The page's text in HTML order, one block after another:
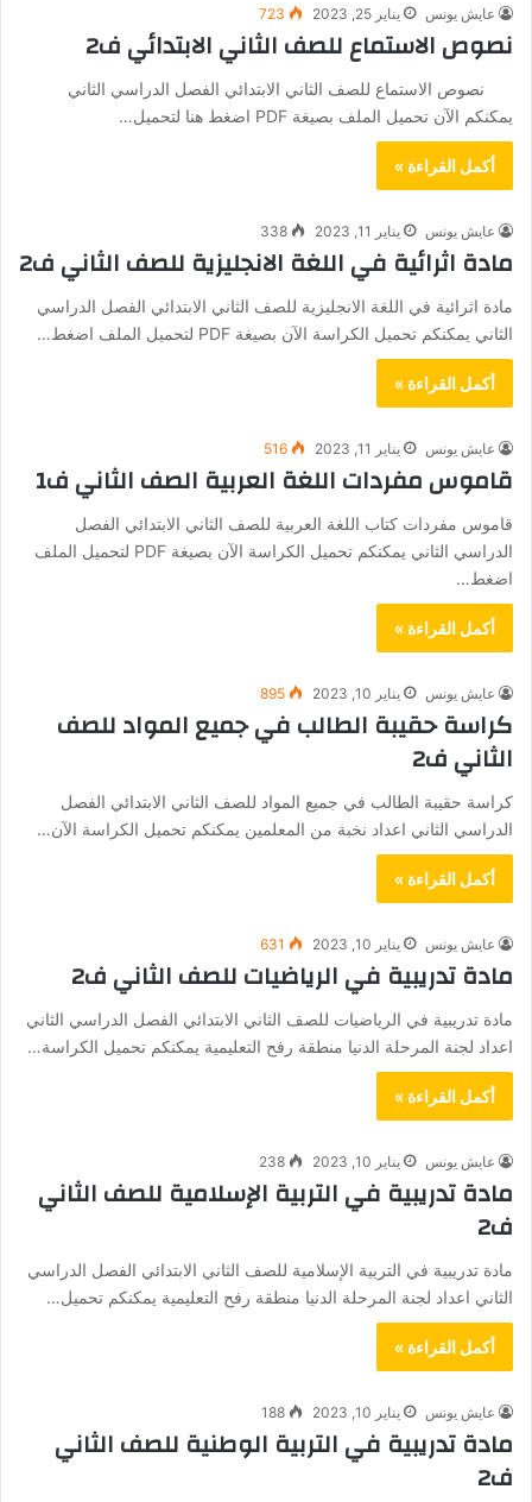
عايش يونس يناير 25, 2023 723
نصوص الاستماع للصف الثاني الابتدائي ف2
نصوص الاستماع للصف الثاني الابتدائي الفصل الدراسي الثاني
يمكنكم الآن تحميل الملف بصيغة PDF اضغط هنا لتحميل…
أكمل القراءة »
عايش يونس يناير 11, 2023 338
مادة اثرائية في اللغة الانجليزية للصف الثاني ف2
مادة اثرائية في اللغة الانجليزية للصف الثاني الابتدائي الفصل الدراسي
الثاني يمكنكم تحميل الكراسة الآن بصيغة PDF لتحميل الملف اضغط…
أكمل القراءة »
عايش يونس يناير 11, 2023 516
قاموس مفردات اللغة العربية الصف الثاني ف1
قاموس مفردات كتاب اللغة العربية للصف الثاني الابتدائي الفصل
الدراسي الثاني يمكنكم تحميل الكراسة الآن بصيغة PDF لتحميل الملف
اضغط…
أكمل القراءة »
عايش يونس يناير 10, 2023 895
كراسة حقيبة الطالب في جميع المواد للصف
الثاني ف2
كراسة حقيبة الطالب في جميع المواد للصف الثاني الابتدائي الفصل
الدراسي الثاني اعداد نخبة من المعلمين يمكنكم تحميل الكراسة الآن…
أكمل القراءة »
عايش يونس يناير 10, 2023 631
مادة تدريبية في الرياضيات للصف الثاني ف2
مادة تدريبية في الرياضيات للصف الثاني الابتدائي الفصل الدراسي الثاني
اعداد لجنة المرحلة الدنيا منطقة رفح التعليمية يمكنكم تحميل الكراسة…
أكمل القراءة »
عايش يونس يناير 10, 2023 238
مادة تدريبية في التربية الإسلامية للصف الثاني
ف2
مادة تدريبية في التربية الإسلامية للصف الثاني الابتدائي الفصل الدراسي
الثاني اعداد لجنة المرحلة الدنيا منطقة رفح التعليمية يمكنكم تحميل…
أكمل القراءة »
عايش يونس يناير 10, 2023 188
مادة تدريبية في التربية الوطنية للصف الثاني
ف2